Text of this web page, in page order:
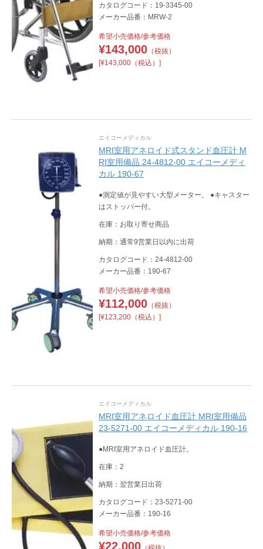
カタログコード：19-3345-00
メーカー品番：MRW-2
希望小売価格/参考価格
¥143,000（税抜）
[¥143,000（税込）]
エイコーメディカル
MRI室用アネロイド式スタンド血圧計 M
RI室用備品 24-4812-00 エイコーメディ
カル 190-67
●測定値が見やすい大型メーター。 ●キャスター
はストッパー付。
在庫：お取り寄せ商品
納期：通常9営業日以内に出荷
カタログコード：24-4812-00
メーカー品番：190-67
希望小売価格/参考価格
¥112,000（税抜）
[¥123,200（税込）]
エイコーメディカル
MRI室用アネロイド血圧計 MRI室用備品
23-5271-00 エイコーメディカル 190-16
●MRI室用アネロイド血圧計。
在庫：2
納期：翌営業日出荷
カタログコード：23-5271-00
メーカー品番：190-16
希望小売価格/参考価格
¥22,000